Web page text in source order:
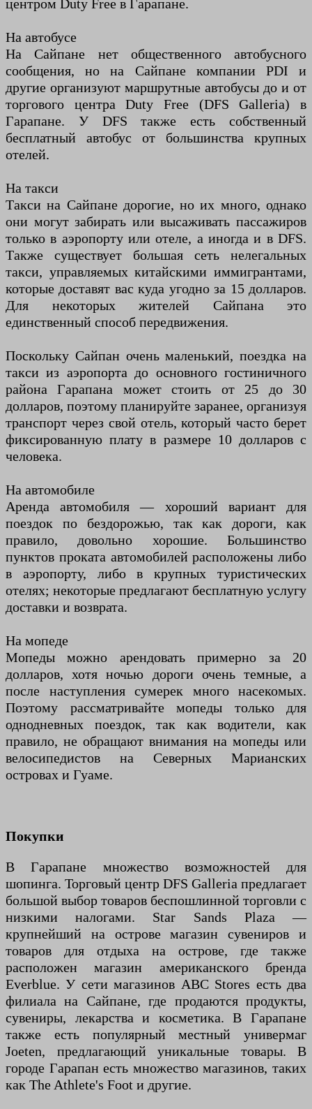
центром Duty Free в Гарапане.
На автобусе
На Сайпане нет общественного автобусного
сообщения, но на Сайпане компании PDI и
другие организуют маршрутные автобусы до и от
торгового центра Duty Free (DFS Galleria) в
Гарапане. У DFS также есть собственный
бесплатный автобус от большинства крупных
отелей.
На такси
Такси на Сайпане дорогие, но их много, однако
они могут забирать или высаживать пассажиров
только в аэропорту или отеле, а иногда и в DFS.
Также существует большая сеть нелегальных
такси, управляемых китайскими иммигрантами,
которые доставят вас куда угодно за 15 долларов.
Для некоторых жителей Сайпана это
единственный способ передвижения.
Поскольку Сайпан очень маленький, поездка на
такси из аэропорта до основного гостиничного
района Гарапана может стоить от 25 до 30
долларов, поэтому планируйте заранее, организуя
транспорт через свой отель, который часто берет
фиксированную плату в размере 10 долларов с
человека.
На автомобиле
Аренда автомобиля — хороший вариант для
поездок по бездорожью, так как дороги, как
правило, довольно хорошие. Большинство
пунктов проката автомобилей расположены либо
в аэропорту, либо в крупных туристических
отелях; некоторые предлагают бесплатную услугу
доставки и возврата.
На мопеде
Мопеды можно арендовать примерно за 20
долларов, хотя ночью дороги очень темные, а
после наступления сумерек много насекомых.
Поэтому рассматривайте мопеды только для
однодневных поездок, так как водители, как
правило, не обращают внимания на мопеды или
велосипедистов на Северных Марианских
островах и Гуаме.
Покупки
В Гарапане множество возможностей для
шопинга. Торговый центр DFS Galleria предлагает
большой выбор товаров беспошлинной торговли с
низкими налогами. Star Sands Plaza —
крупнейший на острове магазин сувениров и
товаров для отдыха на острове, где также
расположен магазин американского бренда
Everblue. У сети магазинов ABC Stores есть два
филиала на Сайпане, где продаются продукты,
сувениры, лекарства и косметика. В Гарапане
также есть популярный местный универмаг
Joeten, предлагающий уникальные товары. В
городе Гарапан есть множество магазинов, таких
как The Athlete's Foot и другие.